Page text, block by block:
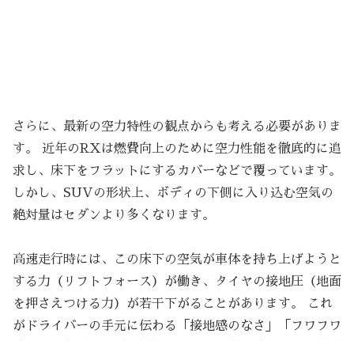
さらに、最新の空力特性の観点からも考える必要がありま
す。 近年のRXは燃費向上のために空力性能を徹底的に追
求し、床下をフラットにするカバーなどで覆っています。
しかし、SUVの形状上、ボディの下側に入り込む空気の
絶対量はセダンより多くなります。
高速走行時には、この床下の空気が車体を持ち上げようと
する力（リフトフォース）が働き、タイヤの接地圧（地面
を押さえつける力）が若干下がることがあります。 これ
がドライバーの手元に伝わる「接地感のなさ」「フワフワ